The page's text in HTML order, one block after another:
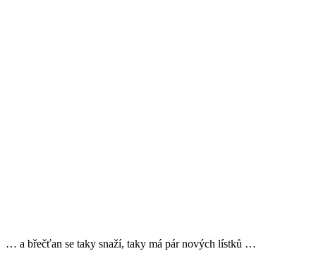
… a břečťan se taky snaží, taky má pár nových lístků …